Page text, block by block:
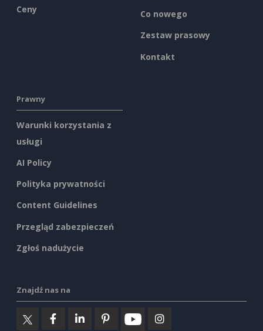
Ceny
Co nowego
Zestaw prasowy
Kontakt
Prawny
Warunki korzystania z
usługi
AI Policy
Polityka prywatności
Content Guidelines
Przegląd zabezpieczeń
Zgłoś nadużycie
Znajdź nas na